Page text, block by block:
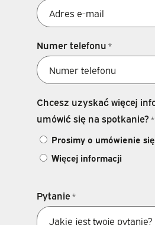
Numer telefonu *
Chcesz uzyskać więcej
umówić się na spotkanie? *
Prosimy o umówienie
Więcej informacji
Pytanie*